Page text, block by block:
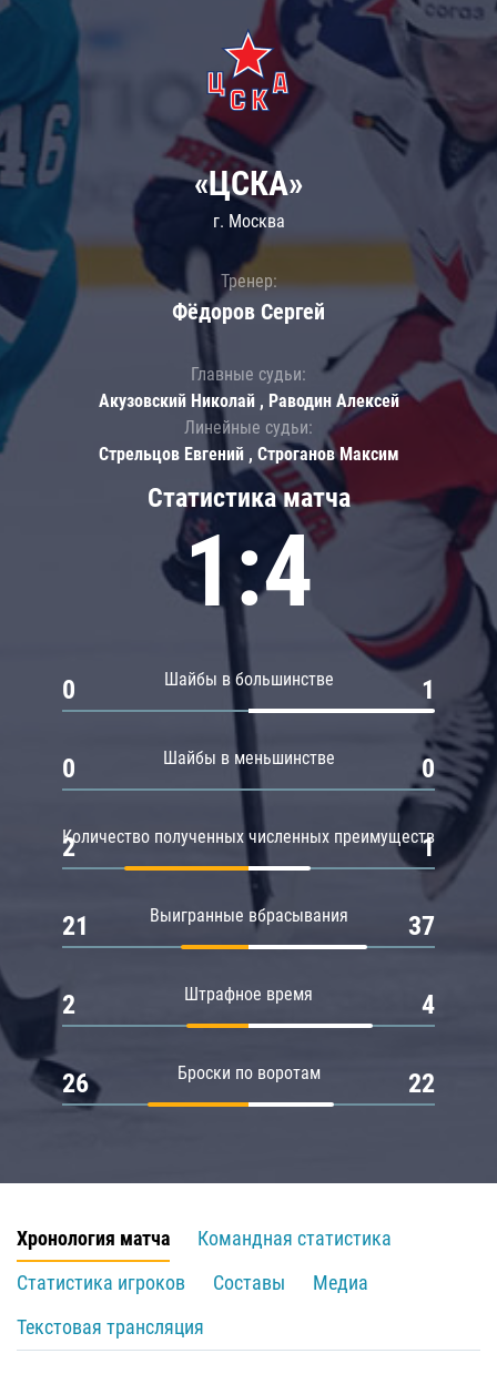
Статистика матча
1:4
Шайбы в большинстве
0 1
Шайбы в меньшинстве
0 0
Количество полученных численных преимуществ
2 1
Выигранные вбрасывания
21 37
Штрафное время
2 4
Броски по воротам
26 22
«ЦСКА»
г. Москва
Тренер:
Фёдоров Сергей
Главные судьи:
Акузовский Николай , Раводин Алексей
Линейные судьи:
Стрельцов Евгений , Строганов Максим
Хронология матча
Командная статистика
Статистика игроков
Составы
Медиа
Текстовая трансляция